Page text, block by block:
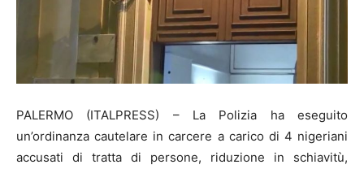
PALERMO (ITALPRESS) – La Polizia ha eseguito
un’ordinanza cautelare in carcere a carico di 4 nigeriani
accusati di tratta di persone, riduzione in schiavitù,